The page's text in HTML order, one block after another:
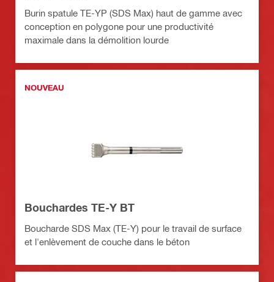
Burin spatule TE-YP (SDS Max) haut de gamme avec
conception en polygone pour une productivité
maximale dans la démolition lourde
NOUVEAU
Bouchardes TE-Y BT
Boucharde SDS Max (TE-Y) pour le travail de surface
et l'enlèvement de couche dans le béton